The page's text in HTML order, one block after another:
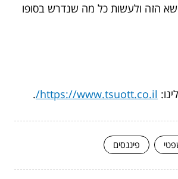
הזה ולעשות כל מה שנדרש בסופו
https://www.tsuott.co.il/
.
פיננסים